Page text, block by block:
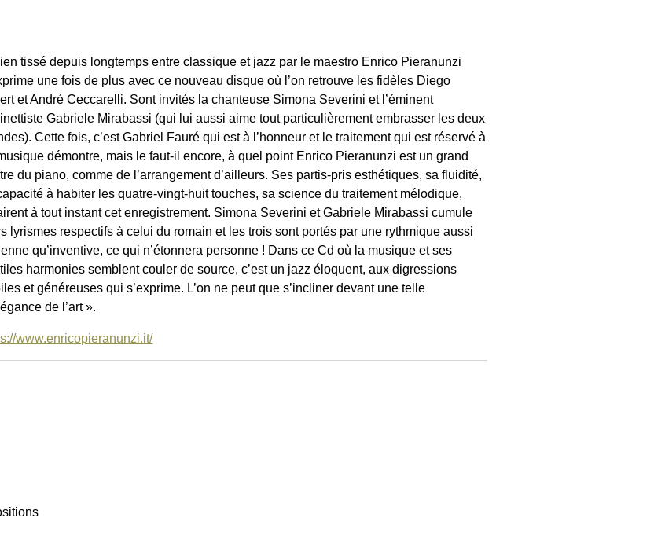
tissé depuis longtemps entre classique et jazz par le maestro Enrico Pieranunzi
une fois de plus avec ce nouveau disque où l’on retrouve les fidèles Diego
et André Ceccarelli. Sont invités la chanteuse Simona Severini et l’éminent
Gabriele Mirabassi (qui lui aussi aime tout particulièrement embrasser les deux
Cette fois, c’est Gabriel Fauré qui est à l’honneur et le traitement qui est réservé à
démontre, mais le faut-il encore, à quel point Enrico Pieranunzi est un grand
du piano, comme de l’arrangement d’ailleurs. Ses partis-pris esthétiques, sa fluidité,
à habiter les quatre-vingt-huit touches, sa science du traitement mélodique,
à tout instant cet enregistrement. Simona Severini et Gabriele Mirabassi cumule
lyrismes respectifs à celui du romain et les trois sont portés par une rythmique aussi
qu’inventive, ce qui n’étonnera personne ! Dans ce Cd où la musique et ses
harmonies semblent couler de source, c’est un jazz éloquent, aux digressions
et généreuses qui s’exprime. L’on ne peut que s’incliner devant une telle
de l’art ».
www.enricopieranunzi.it/